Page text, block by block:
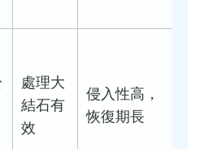
處理大
結石有
效
侵入性高，
恢復期長